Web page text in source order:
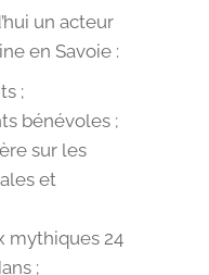
un acteur
en Savoie :
;
bénévoles ;
sur les
et
mythiques 24
;